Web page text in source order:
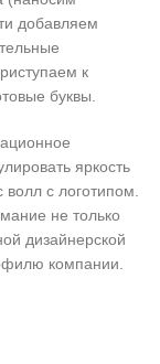
добавляем
к
буквы.
яркость
с логотипом.
не только
дизайнерской
компании.